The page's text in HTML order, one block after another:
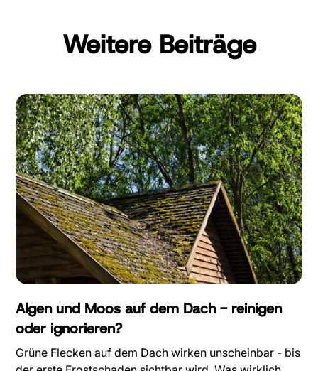
Weitere Beiträge
Algen und Moos auf dem Dach - reinigen
oder ignorieren?
Grüne Flecken auf dem Dach wirken unscheinbar - bis